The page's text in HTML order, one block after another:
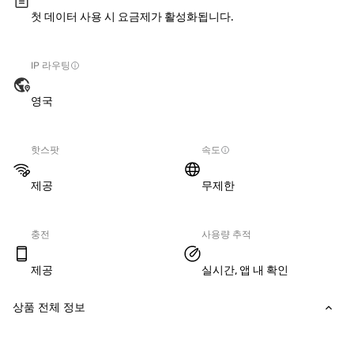
첫 데이터 사용 시 요금제가 활성화됩니다.
IP 라우팅
영국
핫스팟
제공
속도
무제한
충전
제공
사용량 추적
실시간, 앱 내 확인
상품 전체 정보